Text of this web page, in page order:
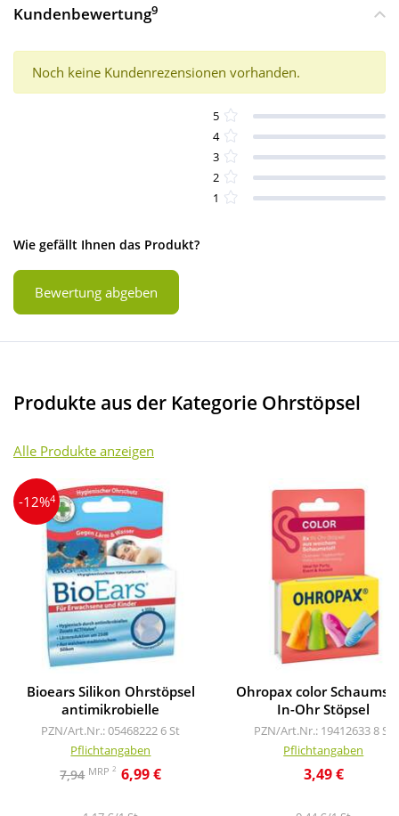
Kundenbewertung9
Noch keine Kundenrezensionen vorhanden.
5
4
3
2
1
Wie gefällt Ihnen das Produkt?
Bewertung abgeben
Produkte aus der Kategorie Ohrstöpsel
Alle Produkte anzeigen
-12%4
Bioears Silikon Ohrstöpsel
antimikrobielle
PZN/Art.Nr.: 05468222 6 St
Pflichtangaben
7,94 MRP2 6,99 €
Ohropax color
In-Ohr Stöpsel
PZN/Art.Nr.: 194126338 St
Pflichtangaben
3,49 €